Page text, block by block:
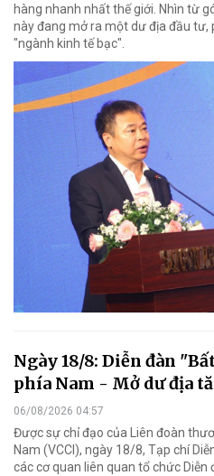
hàng nhanh nhất thế giới. Nhìn từ
này đang mở ra một dư địa đầu
"ngành kinh tế bạc".
Ngày 18/8: Diễn đàn
phía Nam - Mở dư địa
06/08/2026 04:57
Được sự chỉ đạo của Liên đoàn
Nam (VCCI), ngày 18/8, Tạp chí
các cơ quan liên quan tổ chức